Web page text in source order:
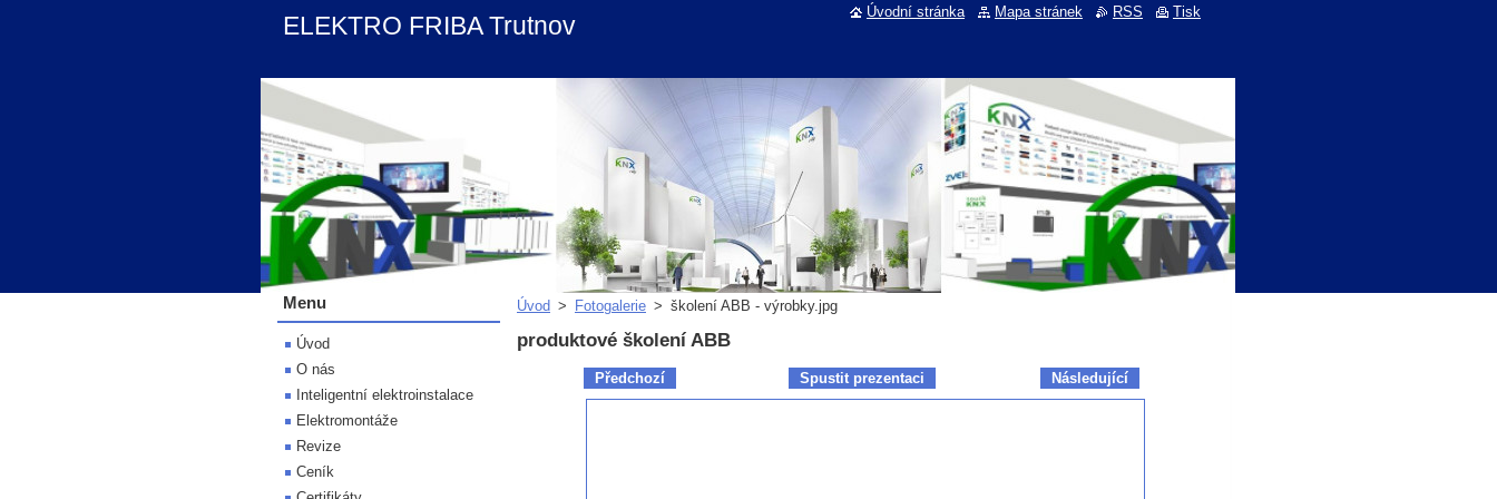
ELEKTRO FRIBA Trutnov
Úvod > Fotogalerie > školení ABB - výrobky.jpg
produktové školení ABB
Předchozí Spustit prezentaci Následující
Menu
Úvod
O nás
Inteligentní elektroinstalace
Elektromontáže
Revize
Ceník
Úvodní stránka Mapa stránek RSS Tisk